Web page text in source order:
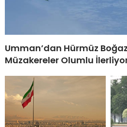
Umman’dan Hürmüz
Müzakereler Olumlu